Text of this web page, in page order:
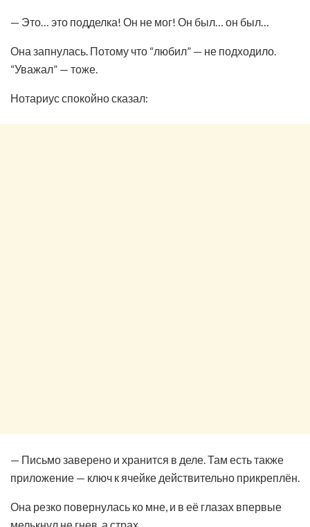
— Это… это подделка! Он не мог! Он был… он был…
Она запнулась. Потому что “любил” — не подходило.
“Уважал” — тоже.
Нотариус спокойно сказал:
— Письмо заверено и хранится в деле. Там есть также
приложение — ключ к ячейке действительно прикреплён.
Она резко повернулась ко мне, и в её глазах впервые